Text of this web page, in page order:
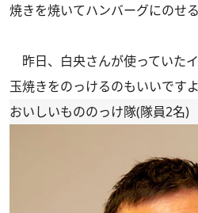
焼きを焼いてハンバーグにのせる
昨日、白央さんが使っていた
玉焼きをのっけるのもいいです
おいしいもののっけ隊(隊員2名)